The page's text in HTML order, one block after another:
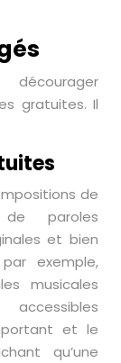
gratuites. Il
de
de paroles
et bien
exemple,
musicales
et le
qu’une